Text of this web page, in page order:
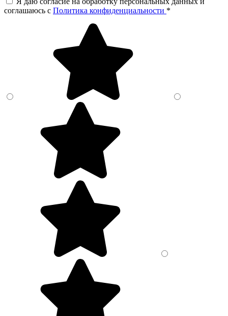
соглашаюсь c Политика конфиденциальности *